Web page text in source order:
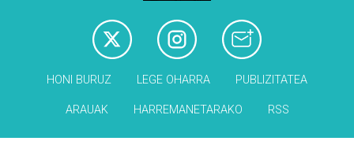
HONI BURUZ LEGE OHARRA PUBLIZITATEA
ARAUAK HARREMANETARAKO RSS